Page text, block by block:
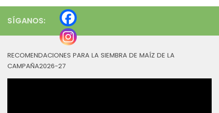
SÍGANOS:
RECOMENDACIONES PARA LA SIEMBRA DE MAÍZ DE LA
CAMPAÑA2026-27